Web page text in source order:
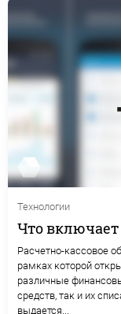
Технологии
Что
Расчетно-кассовое
рамках которой
различные
средств, так и их
выдается...